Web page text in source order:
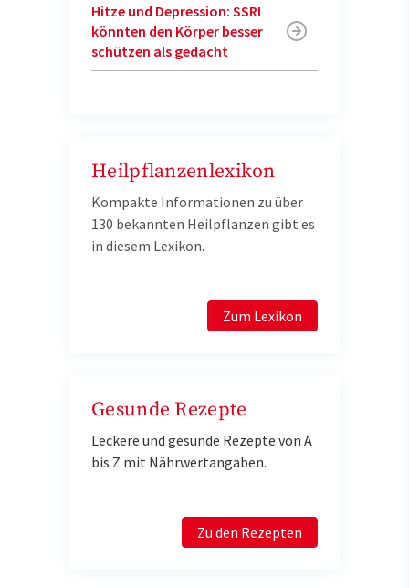
Hitze und Depression: SSRI
könnten den Körper besser
schützen als gedacht
Heilpflanzenlexikon
Kompakte Informationen zu über
130 bekannten Heilpflanzen gibt es
in diesem Lexikon.
Zum Lexikon
Gesunde Rezepte
Leckere und gesunde Rezepte von A
bis Z mit Nährwertangaben.
Zu den Rezepten